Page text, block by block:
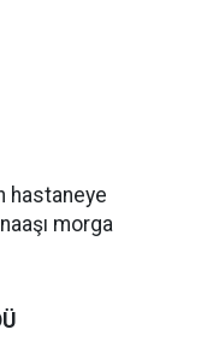
hastaneye
morga